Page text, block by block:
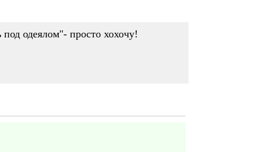
одеялом"- просто хохочу!